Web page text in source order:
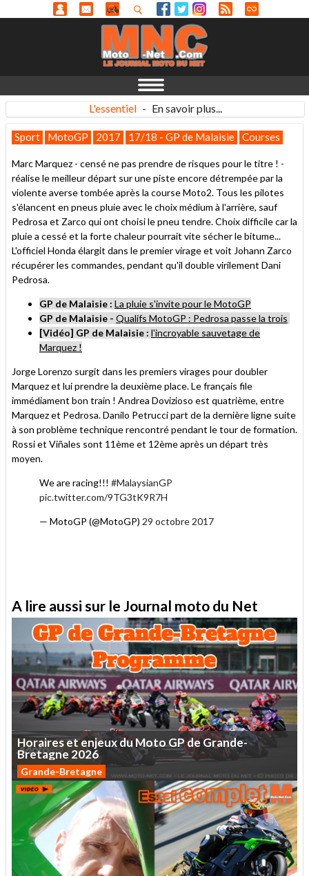
L'essentiel - En savoir plus...
Sport MotoGP 2017 17/18 - GP de Malaisie Courses
Marc Marquez - censé ne pas prendre de risques pour le titre ! -
réalise le meilleur départ sur une piste encore détrempée par la
violente averse tombée après la course Moto2. Tous les pilotes
s'élancent en pneus pluie avec le choix médium à l'arrière, sauf
Pedrosa et Zarco qui ont choisi le pneu tendre. Choix difficile car la
pluie a cessé et la forte chaleur pourrait vite sécher le bitume...
L'officiel Honda élargit dans le premier virage et voit Johann Zarco
récupérer les commandes, pendant qu'il double virilement Dani
Pedrosa.
GP de Malaisie : La pluie s'invite pour le MotoGP
GP de Malaisie - Qualifs MotoGP : Pedrosa passe la trois
[Vidéo] GP de Malaisie : l'incroyable sauvetage de
Marquez !
Jorge Lorenzo surgit dans les premiers virages pour doubler
Marquez et lui prendre la deuxième place. Le français file
immédiament bon train ! Andrea Dovizioso est quatrième, entre
Marquez et Pedrosa. Danilo Petrucci part de la dernière ligne suite
à son problème technique rencontré pendant le tour de formation.
Rossi et Viñales sont 11ème et 12ème après un départ très
moyen.
We are racing!!! #MalaysianGP
pic.twitter.com/9TG3tK9R7H
— MotoGP (@MotoGP) 29 octobre 2017
A lire aussi sur le Journal moto du Net
HorairesetenjeuxduMotoGPdeGrande-
Bretagne 2026
Grande-Bretagne